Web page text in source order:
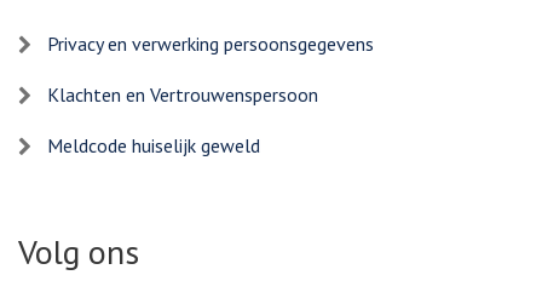
Privacy en verwerking persoonsgegevens
Klachten en Vertrouwenspersoon
Meldcode huiselijk geweld
Volg ons